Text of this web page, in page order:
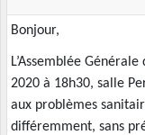
Bonjour,
L’Assemblée
2020 à 18h30, salle
aux problèmes
différemment, sans